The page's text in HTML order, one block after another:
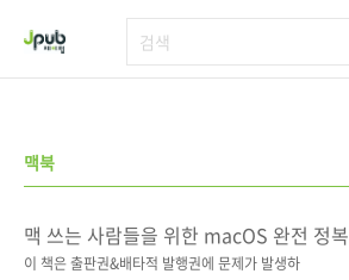
맥북
맥 쓰는 사람들을 위한 macOS 완전 정복
이 책은 출판권&배타적 발행권에 문제가 발생하